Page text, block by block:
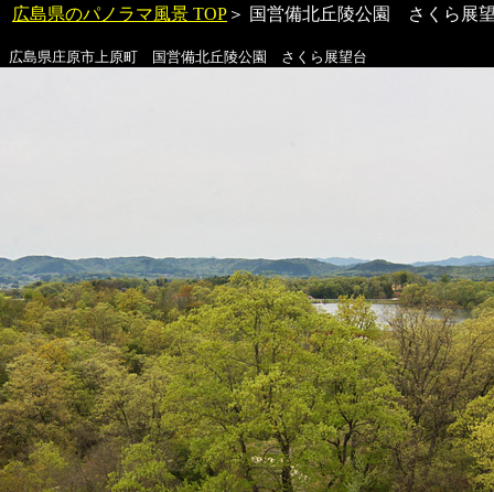
広島県のパノラマ風景 TOP ＞ 国営備北丘陵公園 さくら展
広島県庄原市上原町 国営備北丘陵公園 さくら展望台